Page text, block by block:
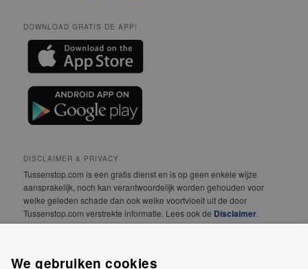
DOWNLOAD GRATIS DE APP!
DISCLAIMER & PRIVACY
Tussenstop.com is een gratis dienst en is op geen enkele wijze
aansprakelijk, noch kan verantwoordelijk worden gehouden voor
welke geleden schade dan ook welke voortvloeit uit de door
Tussenstop.com verstrekte informatie. Lees ook de Disclaimer
We gebruiken cookies